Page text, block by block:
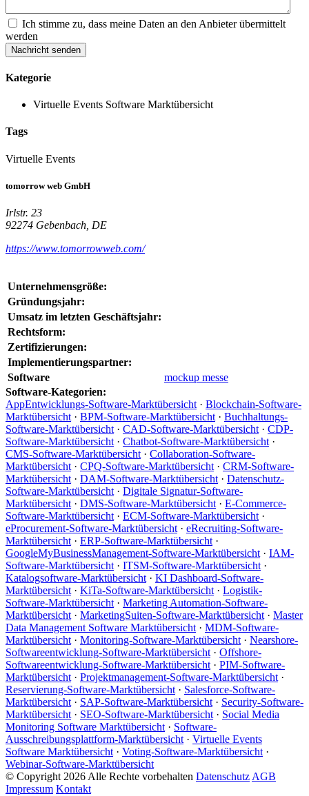
Ich stimme zu, dass meine Daten an den Anbieter übermittelt
werden
Nachricht senden
Kategorie
Virtuelle Events Software Marktübersicht
Tags
Virtuelle Events
tomorrow web GmbH
Irlstr. 23
92274 Gebenbach, DE
https://www.tomorrowweb.com/
Unternehmensgröße:
Gründungsjahr:
Umsatz im letzten Geschäftsjahr:
Rechtsform:
Zertifizierungen:
Implementierungspartner:
Software
mockup messe
Software-Kategorien:
AppEntwicklungs-Software-Marktübersicht · Blockchain-Software-
Marktübersicht · BPM-Software-Marktübersicht · Buchhaltungs-
Software-Marktübersicht · CAD-Software-Marktübersicht · CDP-
Software-Marktübersicht · Chatbot-Software-Marktübersicht ·
CMS-Software-Marktübersicht · Collaboration-Software-
Marktübersicht · CPQ-Software-Marktübersicht · CRM-Software-
Marktübersicht · DAM-Software-Marktübersicht · Datenschutz-
Software-Marktübersicht · Digitale Signatur-Software-
Marktübersicht · DMS-Software-Marktübersicht · E-Commerce-
Software-Marktübersicht · ECM-Software-Marktübersicht ·
eProcurement-Software-Marktübersicht · eRecruiting-Software-
Marktübersicht · ERP-Software-Marktübersicht ·
GoogleMyBusinessManagement-Software-Marktübersicht · IAM-
Software-Marktübersicht · ITSM-Software-Marktübersicht ·
Katalogsoftware-Marktübersicht · KI Dashboard-Software-
Marktübersicht · KiTa-Software-Marktübersicht · Logistik-
Software-Marktübersicht · Marketing Automation-Software-
Marktübersicht · MarketingSuiten-Software-Marktübersicht · Master
Data Management Software Marktübersicht · MDM-Software-
Marktübersicht · Monitoring-Software-Marktübersicht · Nearshore-
Softwareentwicklung-Software-Marktübersicht · Offshore-
Softwareentwicklung-Software-Marktübersicht · PIM-Software-
Marktübersicht · Projektmanagement-Software-Marktübersicht ·
Reservierung-Software-Marktübersicht · Salesforce-Software-
Marktübersicht · SAP-Software-Marktübersicht · Security-Software-
Marktübersicht · SEO-Software-Marktübersicht · Social Media
Monitoring Software Marktübersicht · Software-
Ausschreibungsplattform-Marktübersicht · Virtuelle Events
Software Marktübersicht · Voting-Software-Marktübersicht ·
Webinar-Software-Marktübersicht
© Copyright 2026 Alle Rechte vorbehalten Datenschutz AGB
Impressum Kontakt